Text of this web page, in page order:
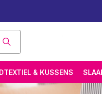
Natuurlijk Beter Slapen
& KUSSENS